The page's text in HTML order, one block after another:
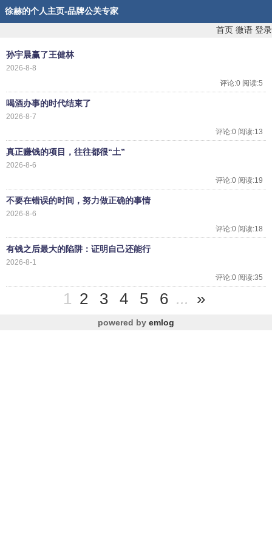
徐赫的个人主页-品牌公关专家
首页 微语 登录
孙宇晨赢了王健林
2026-8-8
评论:0 阅读:5
喝酒办事的时代结束了
2026-8-7
评论:0 阅读:13
真正赚钱的项目，往往都很“土”
2026-8-6
评论:0 阅读:19
不要在错误的时间，努力做正确的事情
2026-8-6
评论:0 阅读:18
有钱之后最大的陷阱：证明自己还能行
2026-8-1
评论:0 阅读:35
1 2 3 4 5 6 ... »
powered by emlog